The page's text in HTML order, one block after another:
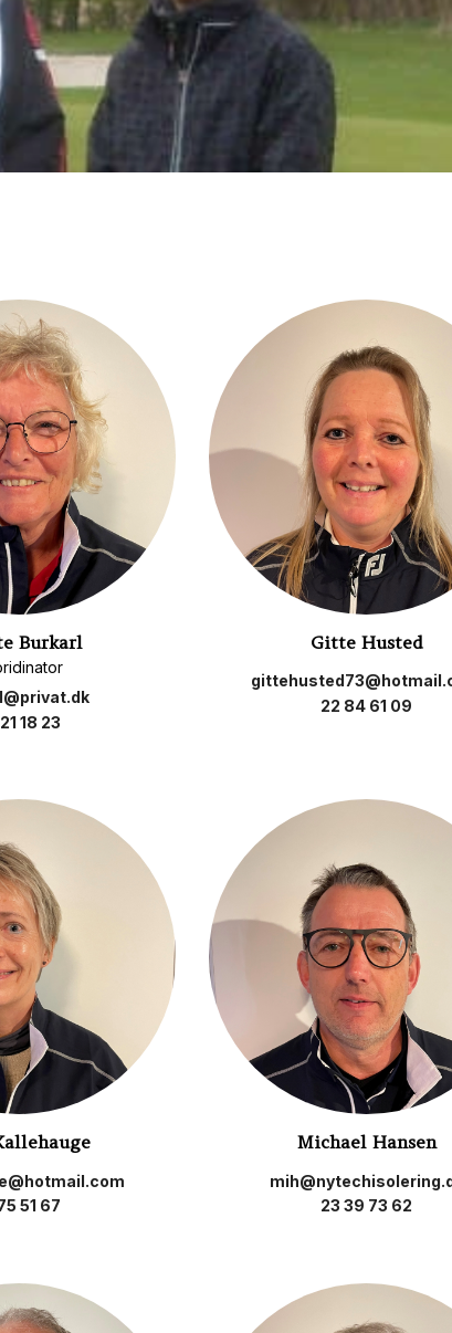
Burkarl
18 23
Gitte Husted
22 84 61 09
51 67
Michael Hansen
23 39 73 62